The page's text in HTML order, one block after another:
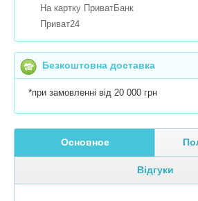
На картку ПриватБанк
Приват24
Безкоштовна доставка
*при замовленні від 20 000 грн
Основное
Відгуки